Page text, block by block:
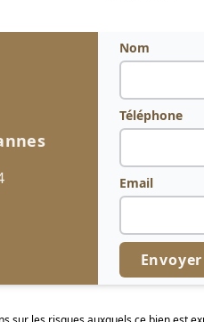
Nom
Téléphone
Email
Envoyer